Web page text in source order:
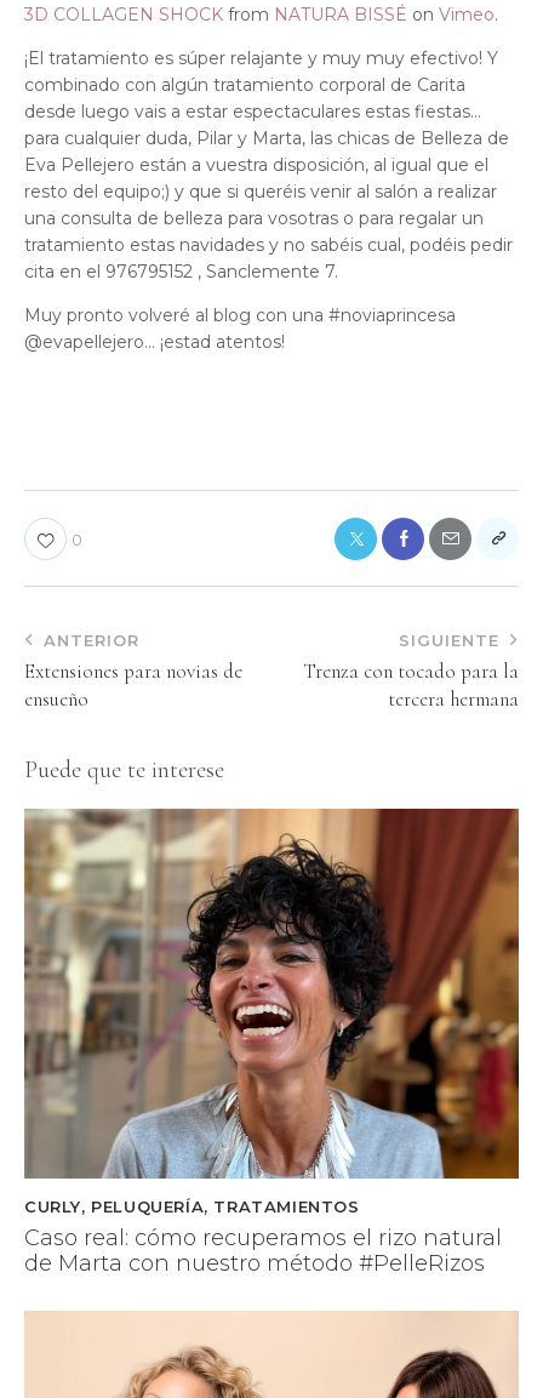
3D COLLAGEN SHOCK from NATURA BISSÉ on Vimeo.
¡El tratamiento es súper relajante y muy muy efectivo! Y
combinado con algún tratamiento corporal de Carita
desde luego vais a estar espectaculares estas fiestas…
para cualquier duda, Pilar y Marta, las chicas de Belleza de
Eva Pellejero están a vuestra disposición, al igual que el
resto del equipo;) y que si queréis venir al salón a realizar
una consulta de belleza para vosotras o para regalar un
tratamiento estas navidades y no sabéis cual, podéis pedir
cita en el 976795152 , Sanclemente 7.
Muy pronto volveré al blog con una #noviaprincesa
@evapellejero… ¡estad atentos!
0
ANTERIOR
Extensiones para novias de
ensueño
SIGUIENTE
Trenza con tocado para la
tercera hermana
Puede que te interese
CURLY, PELUQUERÍA, TRATAMIENTOS
Caso real: cómo recuperamos el rizo natural
de Marta con nuestro método #PelleRizos